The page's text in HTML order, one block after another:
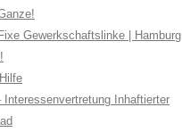
Gewerkschaftslinke | Hamburg
Interessenvertretung Inhaftierter